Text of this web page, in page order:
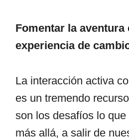
Fomentar la aventura
experiencia de
La interacción activa
es un tremendo
son los desafíos lo
más allá, a salir de